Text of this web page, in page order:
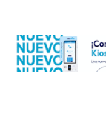
Dólar bajó 9 cts. y